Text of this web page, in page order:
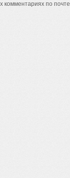
комментариях по почте